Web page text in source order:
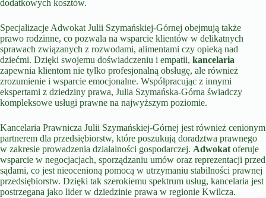
dodatkowych kosztów.
Specjalizacje Adwokat Julii Szymańskiej-Górnej obejmują także
prawo rodzinne, co pozwala na wsparcie klientów w delikatnych
sprawach związanych z rozwodami, alimentami czy opieką nad
dziećmi. Dzięki swojemu doświadczeniu i empatii, kancelaria
zapewnia klientom nie tylko profesjonalną obsługę, ale również
zrozumienie i wsparcie emocjonalne. Współpracując z innymi
ekspertami z dziedziny prawa, Julia Szymańska-Górna świadczy
kompleksowe usługi prawne na najwyższym poziomie.
Kancelaria Prawnicza Julii Szymańskiej-Górnej jest również cenionym
partnerem dla przedsiębiorstw, które poszukują doradztwa prawnego
w zakresie prowadzenia działalności gospodarczej. Adwokat oferuje
wsparcie w negocjacjach, sporządzaniu umów oraz reprezentacji przed
sądami, co jest nieocenioną pomocą w utrzymaniu stabilności prawnej
przedsiębiorstw. Dzięki tak szerokiemu spektrum usług, kancelaria jest
postrzegana jako lider w dziedzinie prawa w regionie Kwilcza.